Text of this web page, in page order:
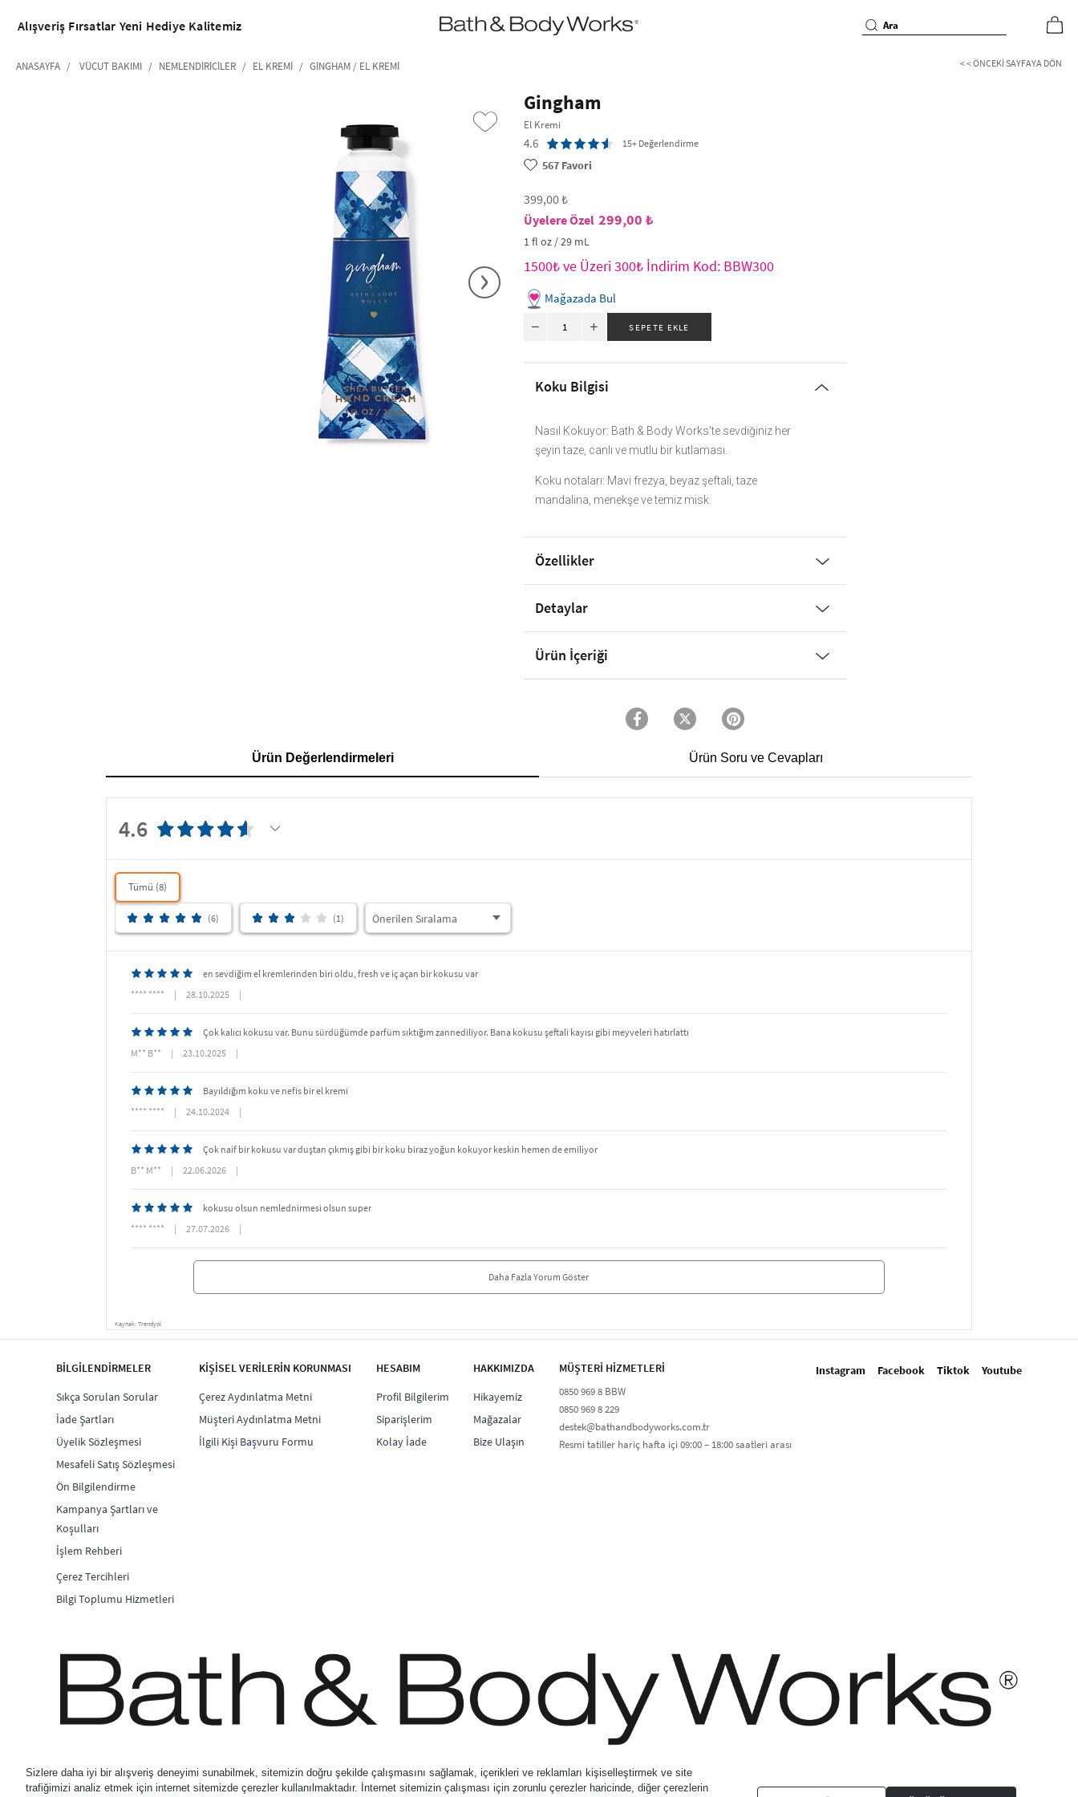
•2200₺ ve Üzeri Kargo Ücretsiz!•
*Promosyon Detayları
Alışveriş Fırsatlar Yeni Hediye Kalitemiz
ANASAYFA VÜCUT BAKIMI NEMLENDIRICILER EL KREMI GINGHAM / EL KREMI < < ÖNCEKI SAYFAYA DÖN
›
Gingham
El Kremi
4.6 15+ Değerlendirme
567 Favori
399,00 ₺
299,00 ₺
1 fl oz / 29 mL
1500₺ ve Üzeri 300₺ İndirim Kod: BBW300
Mağazada Bul
Koku Bilgisi
Nasıl Kokuyor: Bath & Body Works'te sevdiğiniz her
şeyin taze, canlı ve mutlu bir kutlaması.
Koku notaları: Mavi frezya, beyaz şeftali, taze
mandalina, menekşe ve temiz misk.
Özellikler
Detaylar
Ürün İçeriği
Ürün Değerlendirmeleri Ürün Soru ve Cevapları
4.6
Tümü (8)
(6) (1)
en sevdiğim el kremlerinden biri oldu, fresh ve iç açan bir kokusu var
**** ****
| 28.10.2025 |
Çok kalıcı kokusu var. Bunu sürdüğümde parfüm sıktığım zannediliyor. Bana kokusu şeftali kayısı gibi meyveleri hatırlattı
M** B**
| 23.10.2025 |
Bayıldığım koku ve nefis bir el kremi
**** ****
| 24.10.2024 |
Çok naif bir kokusu var duştan çıkmış gibi bir koku biraz yoğun kokuyor keskin hemen de emiliyor
B** M**
| 22.06.2026 |
kokusu olsun nemlednirmesi olsun super
**** ****
| 27.07.2026 |
Daha Fazla Yorum Göster
Kaynak: Trendyol
Instagram Facebook Tiktok Youtube
BİLGİLENDİRMELER
Sıkça Sorulan Sorular
İade Şartları
Üyelik Sözleşmesi
Mesafeli Satış Sözleşmesi
Ön Bilgilendirme
Kampanya Şartları ve
Koşulları
İşlem Rehberi
Çerez Tercihleri
Bilgi Toplumu Hizmetleri
KİŞİSEL VERİLERİN KORUNMASI
Çerez Aydınlatma Metni
Müşteri Aydınlatma Metni
İlgili Kişi Başvuru Formu
HESABIM
Profil Bilgilerim
Siparişlerim
Kolay İade
HAKKIMIZDA
Hikayemiz
Mağazalar
Bize Ulaşın
MÜŞTERİ HİZMETLERİ​
0850 969 8 BBW​
0850 969 8 229​​
destek@bathandbodyworks.com.tr
Resmi tatiller hariç hafta içi 09:00 – 18:00 saatleri arası​
© 2026 Bath & Body Works Direct Inc. Shaya Mağazacılık A.Ş. Franchise lisansı aracılığıyla işletilen ticari markasıdır. Her hakkı saklıdır.